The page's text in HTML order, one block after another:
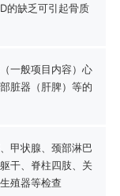
的缺乏可引起骨质
一般项目内容）心
脏器（肝脾）等的
甲状腺、颈部淋巴
干、脊柱四肢、关
殖器等检查